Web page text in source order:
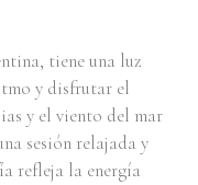
tiene una luz
y disfrutar el
y el viento del mar
sesión relajada y
refleja la energía